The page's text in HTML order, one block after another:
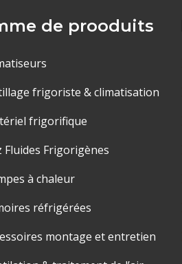
de prooduits
frigoriste & climatisation
frigorifique
Fluides Frigorigènes
à chaleur
réfrigérées
montage et entretien